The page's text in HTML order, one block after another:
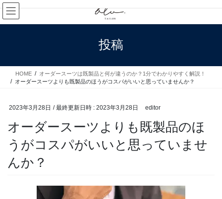
コ
ン
テ
ス
ナ
ビ
ゲ
ン
投稿
HOME
オーダースーツは既製品と何が違うのか？1分でわかりやすく解説！
オーダースーツよりも既製品のほうがコスパがいいと思っていませんか？
2023年3月28日 / 最終更新日時 : 2023年3月28日 editor
オーダースーツよりも既製品のほ
うがコスパがいいと思っていませ
んか？